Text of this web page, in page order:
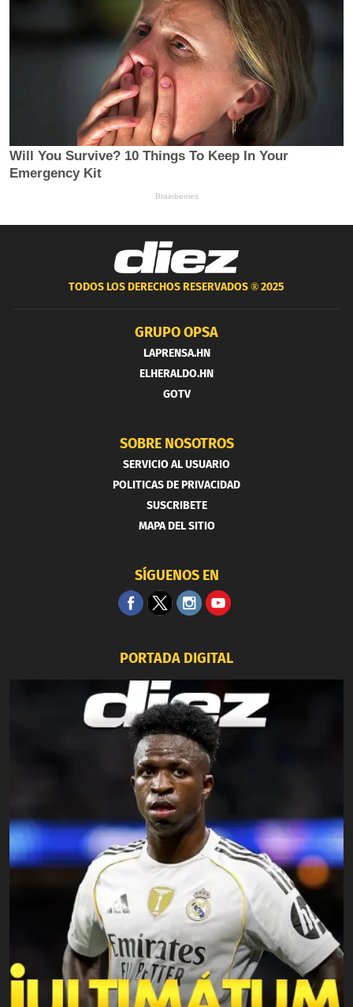
TODOS LOS DERECHOS RESERVADOS ®2025
GRUPO OPSA
LAPRENSA.HN
ELHERALDO.HN
GOTV
SOBRE NOSOTROS
SERVICIO AL USUARIO
POLITICAS DE PRIVACIDAD
SUSCRIBETE
MAPA DEL SITIO
SÍGUENOS EN
PORTADA DIGITAL